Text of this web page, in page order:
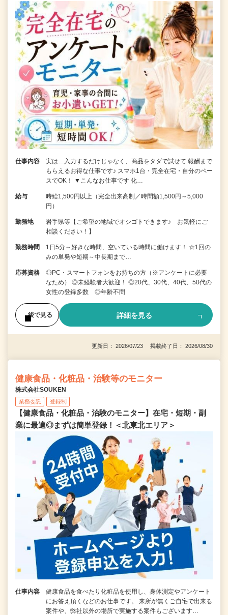
仕事内容
実は…入力するだけじゃなく、商品をタダで試せて 報酬まで
もらえるお得な仕事です♪ スマホ1台・完全在宅・自分のペー
スでOK！ ▼こんなお仕事です 化…
給与
時給1,500円以上（完全出来高制／時間額1,500円～5,000
円）
勤務地
岩手県等【ご希望の地域でオシゴトできます♪ お気軽にご
相談ください！】
勤務時間
1日5分～好きな時間、空いている時間に働けます！ ☆1回の
みの単発や短期～中長期まで…
応募資格
◎PC・スマートフォンをお持ちの方（※アンケートに必要
なため） ◎未経験者大歓迎！ ◎20代、30代、40代、50代の
女性の登録多数 ◎年齢不問
後で見る 詳細を見る
更新日： 2026/07/23 掲載終了日： 2026/08/30
健康食品・化粧品・治験等のモニター
株式会社SOUKEN
業務委託 登録制
【健康食品・化粧品・治験のモニター】在宅・短期・副
業に最適◎まずは簡単登録！＜北東北エリア＞
仕事内容
健康食品を食べたり化粧品を使用し、身体測定やアンケート
にお答え頂くなどのお仕事です。 来所が無くご自宅で出来る
案件や、弊社以外の場所で実施する案件もございます…